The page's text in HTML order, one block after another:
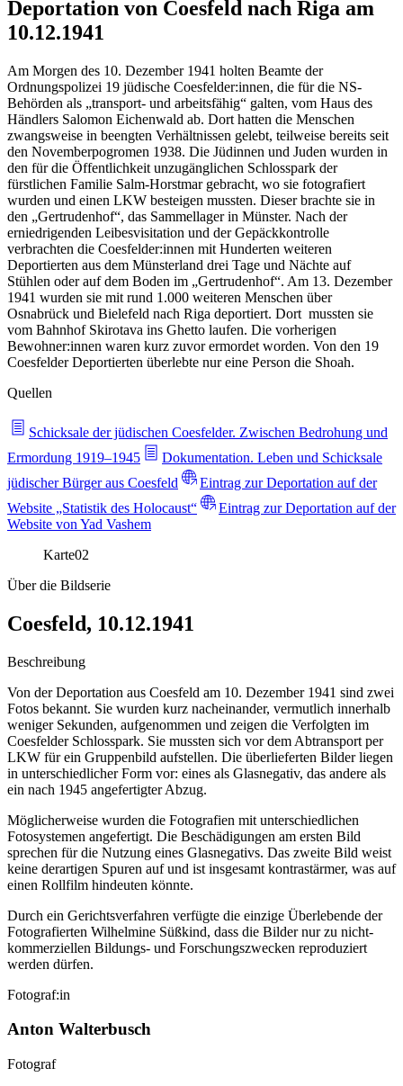
Deportation von Coesfeld nach Riga am
10.12.1941
Am Morgen des 10. Dezember 1941 holten Beamte der
Ordnungspolizei 19 jüdische Coesfelder:innen, die für die NS-
Behörden als „transport- und arbeitsfähig“ galten, vom Haus des
Händlers Salomon Eichenwald ab. Dort hatten die Menschen
zwangsweise in beengten Verhältnissen gelebt, teilweise bereits seit
den Novemberpogromen 1938. Die Jüdinnen und Juden wurden in
den für die Öffentlichkeit unzugänglichen Schlosspark der
fürstlichen Familie Salm-Horstmar gebracht, wo sie fotografiert
wurden und einen LKW besteigen mussten. Dieser brachte sie in
den „Gertrudenhof“, das Sammellager in Münster. Nach der
erniedrigenden Leibesvisitation und der Gepäckkontrolle
verbrachten die Coesfelder:innen mit Hunderten weiteren
Deportierten aus dem Münsterland drei Tage und Nächte auf
Stühlen oder auf dem Boden im „Gertrudenhof“. Am 13. Dezember
1941 wurden sie mit rund 1.000 weiteren Menschen über
Osnabrück und Bielefeld nach Riga deportiert. Dort mussten sie
vom Bahnhof Skirotava ins Ghetto laufen. Die vorherigen
Bewohner:innen waren kurz zuvor ermordet worden. Von den 19
Coesfelder Deportierten überlebte nur eine Person die Shoah.
Quellen
Schicksale der jüdischen Coesfelder. Zwischen Bedrohung und
Ermordung 1919–1945
Dokumentation. Leben und Schicksale
jüdischer Bürger aus Coesfeld
Eintrag zur Deportation auf der
Website „Statistik des Holocaust“
Eintrag zur Deportation auf der
Website von Yad Vashem
Karte02
Über die Bildserie
Coesfeld, 10.12.1941
Beschreibung
Von der Deportation aus Coesfeld am 10. Dezember 1941 sind zwei
Fotos bekannt. Sie wurden kurz nacheinander, vermutlich innerhalb
weniger Sekunden, aufgenommen und zeigen die Verfolgten im
Coesfelder Schlosspark. Sie mussten sich vor dem Abtransport per
LKW für ein Gruppenbild aufstellen. Die überlieferten Bilder liegen
in unterschiedlicher Form vor: eines als Glasnegativ, das andere als
ein nach 1945 angefertigter Abzug.
Möglicherweise wurden die Fotografien mit unterschiedlichen
Fotosystemen angefertigt. Die Beschädigungen am ersten Bild
sprechen für die Nutzung eines Glasnegativs. Das zweite Bild weist
keine derartigen Spuren auf und ist insgesamt kontrastärmer, was auf
einen Rollfilm hindeuten könnte.
Durch ein Gerichtsverfahren verfügte die einzige Überlebende der
Fotografierten Wilhelmine Süßkind, dass die Bilder nur zu nicht-
kommerziellen Bildungs- und Forschungszwecken reproduziert
werden dürfen.
Fotograf:in
Anton Walterbusch
Fotograf